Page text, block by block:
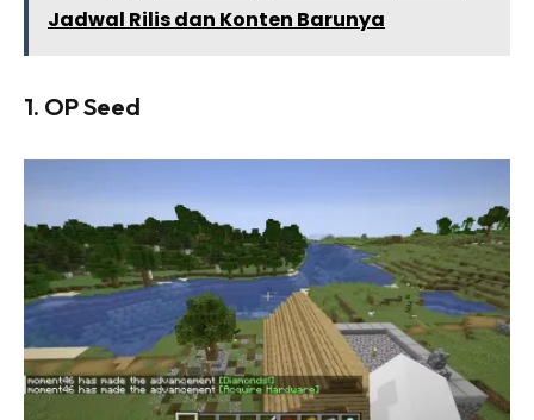
Jadwal Rilis dan Konten Barunya
1. OP Seed